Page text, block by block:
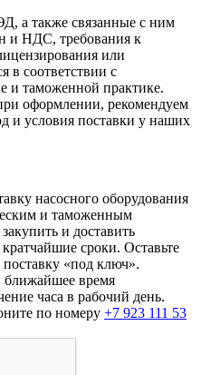
а также связанные с ним
и НДС, требования к
или
в соответствии с
и таможенной практике.
оформлении, рекомендуем
и условия поставки у наших
насосного оборудования
и таможенным
и доставить
сроки. Оставьте
поставку «под ключ».
ближайшее время
часа в рабочий день.
по номеру +7 923 111 53